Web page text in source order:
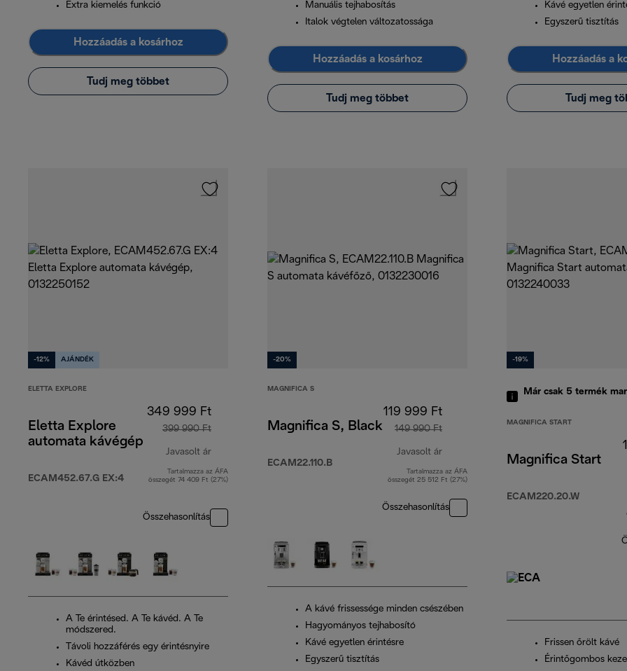
Extra kiemelés funkció
Hozzáadás a kosárhoz
Tudj meg többet
Manuális tejhabosítás
Italok végtelen változatossága
Hozzáadás a kosárhoz
Tudj meg többet
Kávé egyetlen
Egyszerű tisztítás
Hozzáadás a
Tudj meg
-12% AJÁNDÉK
ELETTA EXPLORE
Eletta Explore
automata kávégép
ECAM452.67.G EX:4
349 999 Ft
399 990 Ft
Javasolt ár
eredeti ár 399 990 Ft
Tartalmazza az ÁFA
összegét 74 409 Ft (27%)
Összehasonlítás
A Te érintésed. A Te kávéd. A Te
módszered.
Távoli hozzáférés egy érintésnyire
Kávéd útközben
-20%
MAGNIFICA S
Magnifica S, Black
ECAM22.110.B
119 999 Ft
149 990 Ft
Javasolt ár
eredeti ár 149 990 Ft
Tartalmazza az ÁFA
összegét 25 512 Ft (27%)
Összehasonlítás
A kávé frissessége minden csészében
Hagyományos tejhabosító
Kávé egyetlen érintésre
Egyszerű tisztítás
-19%
Már csak 5 termék
MAGNIFICA START
Magnifica Start
ECAM220.20.W
Frissen őrölt kávé
Érintőgombos